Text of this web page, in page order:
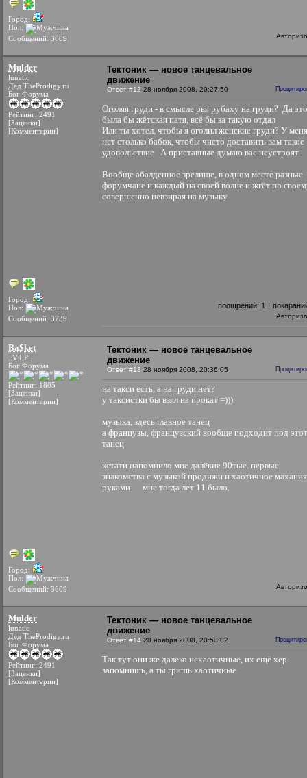
Город:
Пол:
Сообщений: 3609
Mulder
lunatic
Дед TheProdigy.ru
Бог Форума
Рейтинг: 2491
[Заценки]
[Комментарии]
Город:
Пол:
Сообщений: 3739
Тектоник — новое танцевальное
движение
Ответ #12 28 ноября 2008, 20:27:50
Оголяя груди - в смысле рвя рубаху на груди? Да это
была бы жётская патя, всё бы за такую отдал
Или ты хотел, чтобы я оголил женские груди? У меня
нет столько бабок, чтобы чисто доставить вам такое
удовольствие А приставные думаю вас неустроят.
Вообще абалденное зрелище, в одном месте разные
форумчане и каждый на своей волне и жгёт по
совершенно невзирая на музыку
поощрений: 1 |
Ba$ket
.:V:I:P:.
Бог Форума
Рейтинг: 1805
[Заценки]
[Комментарии]
Город:
Пол:
Сообщений: 3609
Тектоник — новое танцевальное
движение
Ответ #13 28 ноября 2008, 20:36:05
на такси есть, а на груди нет?
у таксистки бы взял на прокат =)))
музыка, здесь главное танец
а французы, французский вообще подходит под этот
танец
кстати напомнило мне далёкие 90тые. первые
знакомства с музыкой продижи и хаотичное махания
руками
мне тогда лет 11 было.
Mulder
lunatic
Дед TheProdigy.ru
Бог Форума
Рейтинг: 2491
[Заценки]
[Комментарии]
Тектоник — новое танцевальное
движение
Ответ #14 28 ноября 2008, 20:50:02
Так тут они же далеко нехаотичные, их ещё хер
запомнишь, а ты гришь хаотичные